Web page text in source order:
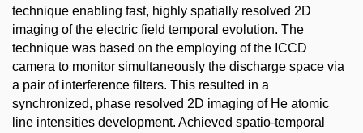
technique enabling fast, highly spatially resolved 2D
imaging of the electric field temporal evolution. The
technique was based on the employing of the ICCD
camera to monitor simultaneously the discharge space via
a pair of interference filters. This resulted in a
synchronized, phase resolved 2D imaging of He atomic
line intensities development. Achieved spatio-temporal